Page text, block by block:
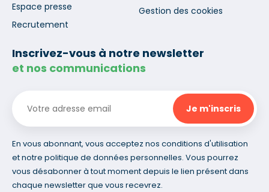
Espace presse
Recrutement
Gestion des cookies
Inscrivez-vous à notre newsletter
et nos communications
En vous abonnant, vous acceptez nos conditions d'utilisation
et notre politique de données personnelles. Vous pourrez
vous désabonner à tout moment depuis le lien présent dans
chaque newsletter que vous recevrez.